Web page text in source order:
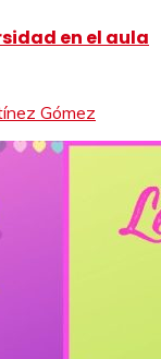
en el aula
Gómez